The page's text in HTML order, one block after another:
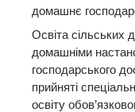
домашнє
Освіта сільських
домашніми
господарського
прийняті
освіту